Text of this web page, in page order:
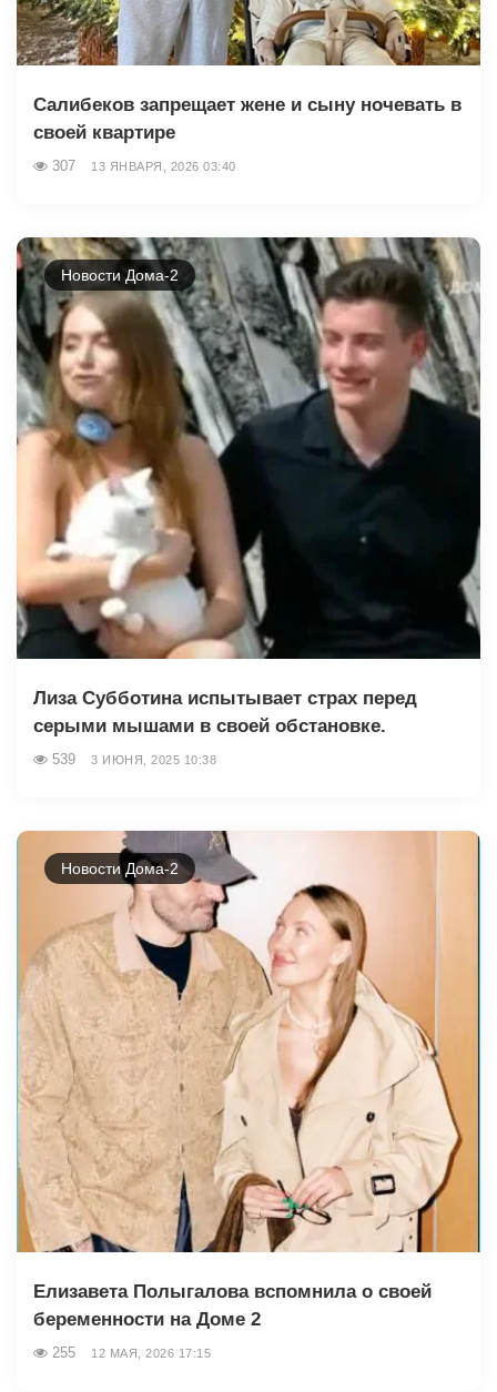
Салибеков запрещает жене и сыну ночевать в
своей квартире
307 13 ЯНВАРЯ, 2026 03:40
Новости Дома-2
Лиза Субботина испытывает страх перед
серыми мышами в своей обстановке.
539 3 ИЮНЯ, 2025 10:38
Новости Дома-2
Елизавета Полыгалова вспомнила о своей
беременности на Доме 2
255 12 МАЯ, 2026 17:15